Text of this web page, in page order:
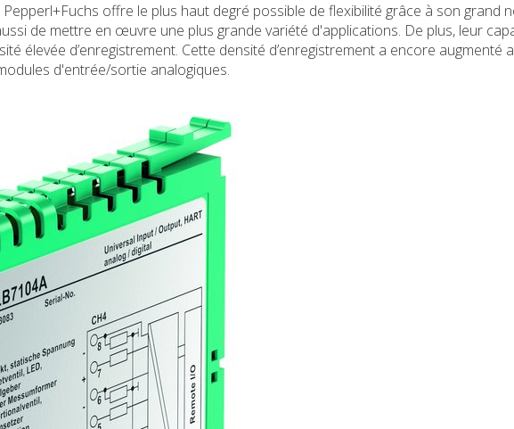
offre le plus haut degré possible de flexibilité grâce à son grand
de mettre en œuvre une plus grande variété d'applications. De plus, leur
élevée d’enregistrement. Cette densité d’enregistrement a encore augmenté
d'entrée/sortie analogiques.